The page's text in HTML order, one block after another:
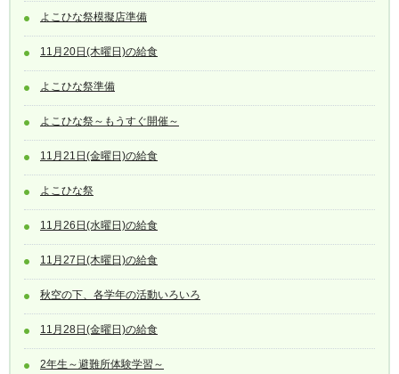
よこひな祭模擬店準備
11月20日(木曜日)の給食
よこひな祭準備
よこひな祭～もうすぐ開催～
11月21日(金曜日)の給食
よこひな祭
11月26日(水曜日)の給食
11月27日(木曜日)の給食
秋空の下、各学年の活動いろいろ
11月28日(金曜日)の給食
2年生～避難所体験学習～